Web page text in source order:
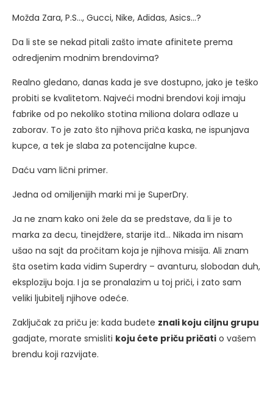
Možda Zara, P.S…, Gucci, Nike, Adidas, Asics…?
Da li ste se nekad pitali zašto imate afinitete prema
odredjenim modnim brendovima?
Realno gledano, danas kada je sve dostupno, jako je teško
probiti se kvalitetom. Najveći modni brendovi koji imaju
fabrike od po nekoliko stotina miliona dolara odlaze u
zaborav. To je zato što njihova priča kaska, ne ispunjava
kupce, a tek je slaba za potencijalne kupce.
Daću vam lični primer.
Jedna od omiljenijih marki mi je SuperDry.
Ja ne znam kako oni žele da se predstave, da li je to
marka za decu, tinejdžere, starije itd… Nikada im nisam
ušao na sajt da pročitam koja je njihova misija. Ali znam
šta osetim kada vidim Superdry – avanturu, slobodan duh,
eksploziju boja. I ja se pronalazim u toj priči, i zato sam
veliki ljubitelj njihove odeće.
Zaključak za priču je: kada budete znali koju ciljnu grupu
gadjate, morate smisliti koju ćete priču pričati o vašem
brendu koji razvijate.